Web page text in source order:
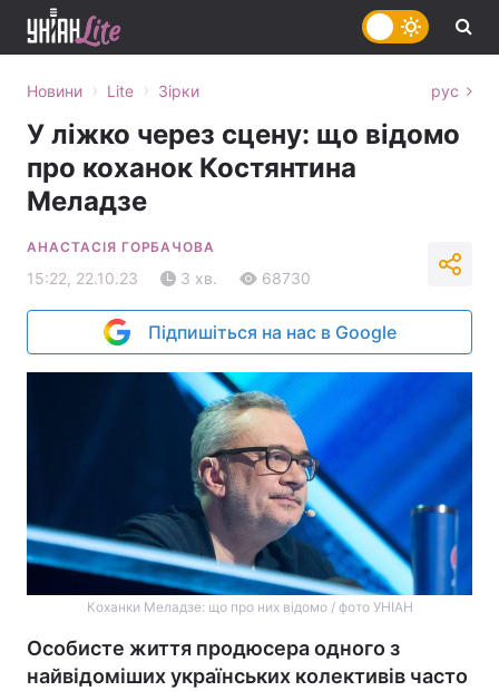
Новини › Lite › Зірки рус
У ліжко через сцену: що відомо
про коханок Костянтина
Меладзе
АНАСТАСІЯ ГОРБАЧОВА
15:22, 22.10.23 3 хв. 68730
Підпишіться на нас в Google
Коханки Меладзе: що про них відомо / фото УНІАН
Особисте життя продюсера одного з
найвідоміших українських колективів часто